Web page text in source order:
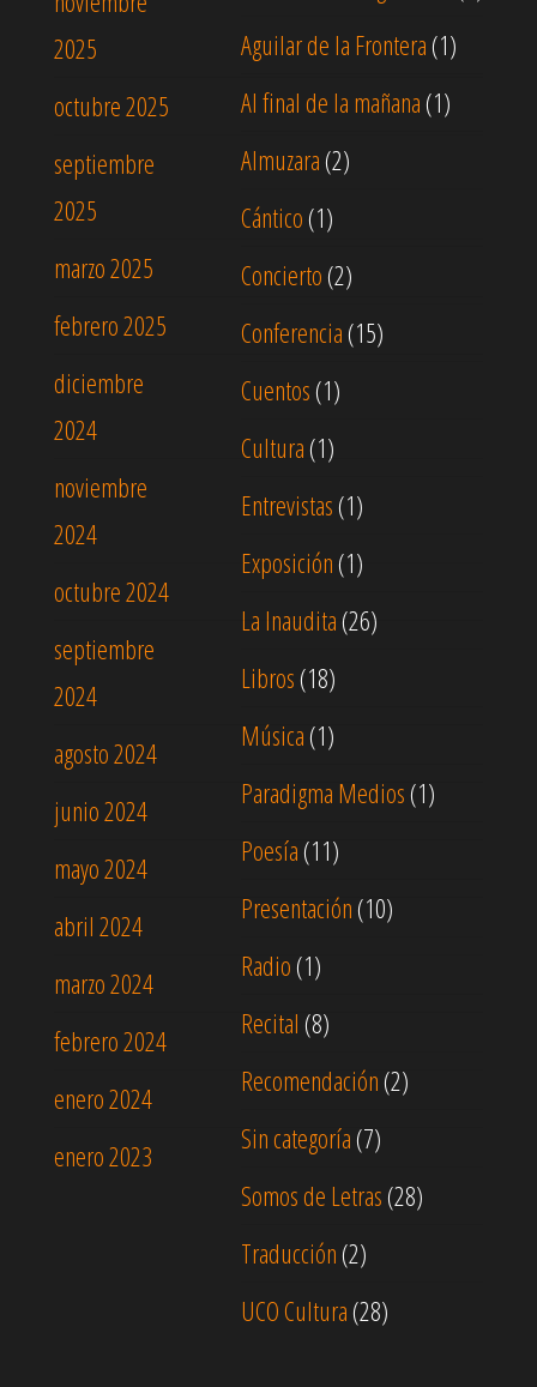
Aguilar de la Frontera (1)
Al final de la mañana (1)
Almuzara (2)
Cántico (1)
Concierto (2)
Conferencia (15)
Cuentos (1)
Cultura (1)
Entrevistas (1)
Exposición(1)
La Inaudita(26)
Libros (18)
Música(1)
Paradigma Medios(1)
Poesía(11)
Presentación(10)
Radio(1)
Recital (8)
Recomendación(2)
Sin categoría(7)
Somos de Letras (28)
Traducción (2)
UCO Cultura (28)
2025
octubre 2025
septiembre
2025
marzo 2025
febrero 2025
diciembre
2024
noviembre
2024
octubre 2024
septiembre
2024
agosto 2024
junio 2024
mayo 2024
abril 2024
marzo 2024
febrero 2024
enero 2024
enero 2023